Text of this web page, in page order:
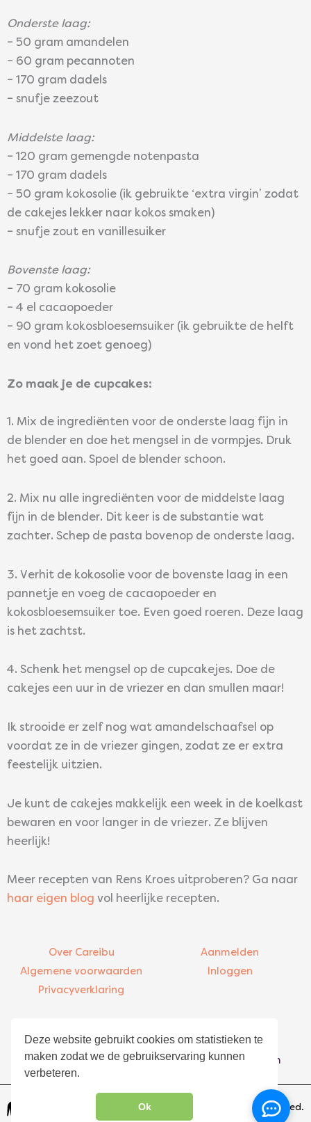
Deze website gebruikt cookies om statistieken te
maken zodat we de gebruikservaring kunnen
verbeteren.
Ok
Onderste laag:
– 50 gram amandelen
– 60 gram pecannoten
– 170 gram dadels
– snufje zeezout
Middelste laag:
– 120 gram gemengde notenpasta
– 170 gram dadels
– 50 gram kokosolie (ik gebruikte ‘extra virgin’ zodat
de cakejes lekker naar kokos smaken)
– snufje zout en vanillesuiker
Bovenste laag:
– 70 gram kokosolie
– 4 el cacaopoeder
– 90 gram kokosbloesemsuiker (ik gebruikte de helft
en vond het zoet genoeg)
Zo maak je de cupcakes:
1. Mix de ingrediënten voor de onderste laag fijn in
de blender en doe het mengsel in de vormpjes. Druk
het goed aan. Spoel de blender schoon.
2. Mix nu alle ingrediënten voor de middelste laag
fijn in de blender. Dit keer is de substantie wat
zachter. Schep de pasta bovenop de onderste laag.
3. Verhit de kokosolie voor de bovenste laag in een
pannetje en voeg de cacaopoeder en
kokosbloesemsuiker toe. Even goed roeren. Deze laag
is het zachtst.
4. Schenk het mengsel op de cupcakejes. Doe de
cakejes een uur in de vriezer en dan smullen maar!
Ik strooide er zelf nog wat amandelschaafsel op
voordat ze in de vriezer gingen, zodat ze er extra
feestelijk uitzien.
Je kunt de cakejes makkelijk een week in de koelkast
bewaren en voor langer in de vriezer. Ze blijven
heerlijk!
Meer recepten van Rens Kroes uitproberen? Ga naar
haar eigen blog vol heerlijke recepten.
Over Careibu
Algemene voorwaarden
Privacyverklaring
Aanmelden
Inloggen
info@careibu.com
085 – 016 00 48
Asterweg 20-K5
1031 HN Amsterdam
© 2026 Careibu. All rights reserved.